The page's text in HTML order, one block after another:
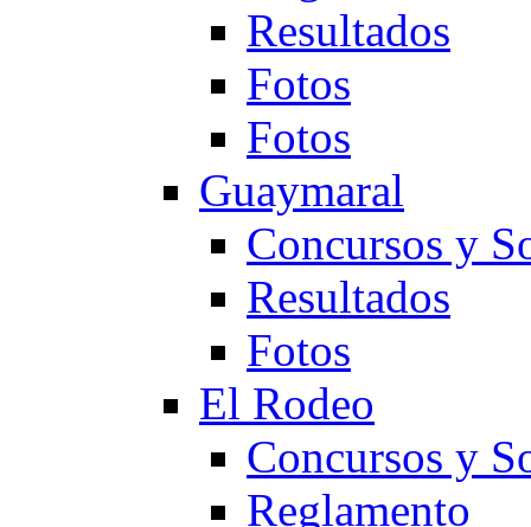
Resultados
Fotos
Fotos
Guaymaral
Concursos y
Resultados
Fotos
El Rodeo
Concursos y
Reglamento